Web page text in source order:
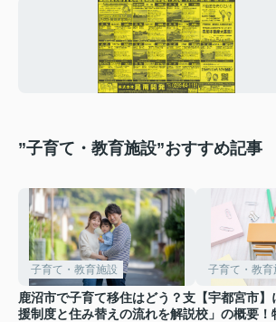
”子育て・教育施設”おすすめ記事
子育て・教育施設
鹿沼市で子育て移住はどう？支
援制度と住み替えの流れを解説
子育て・教育
【宇都宮市
校」の概要！